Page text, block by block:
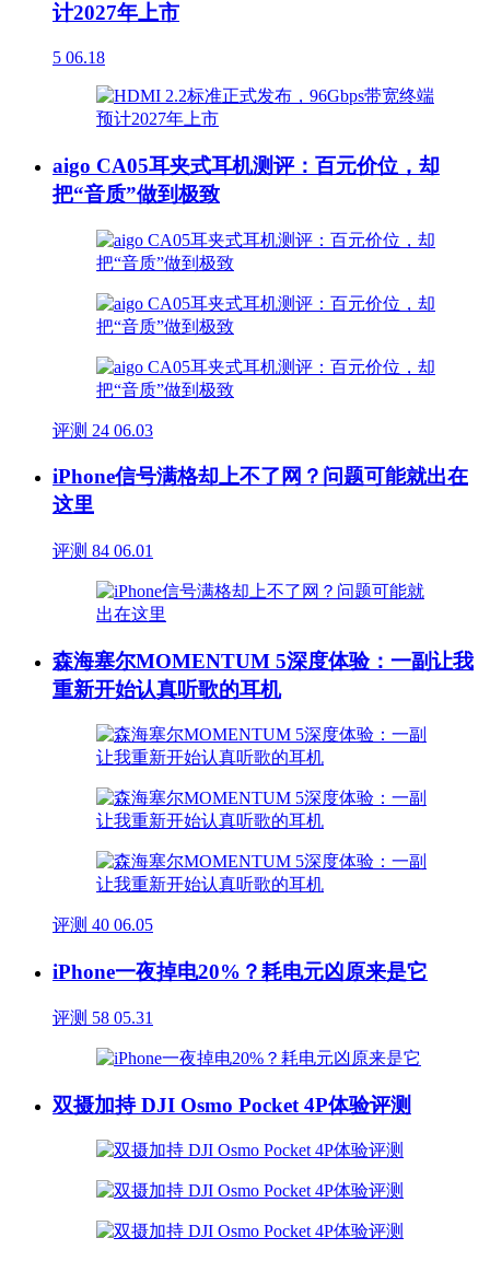
计2027年上市
5 06.18
aigo CA05耳夹式耳机测评：百元价位，却
把“音质”做到极致
评测 24 06.03
iPhone信号满格却上不了网？问题可能就出在
这里
评测 84 06.01
森海塞尔MOMENTUM 5深度体验：一副让我
重新开始认真听歌的耳机
评测 40 06.05
iPhone一夜掉电20%？耗电元凶原来是它
评测 58 05.31
双摄加持 DJI Osmo Pocket 4P体验评测